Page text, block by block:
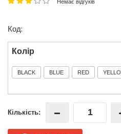
Немає відгуків
Код:
Колір
BLACK BLUE RED
Кількість: